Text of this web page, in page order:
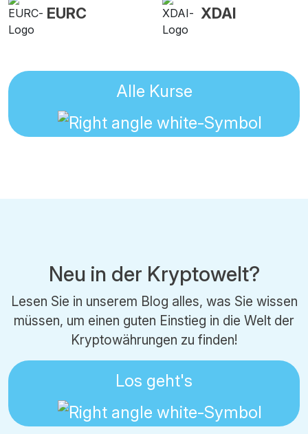
EURC XDAI
Alle Kurse
Neu in der Kryptowelt?
Lesen Sie in unserem Blog alles, was Sie wissen
müssen, um einen guten Einstieg in die Welt der
Kryptowährungen zu finden!
Los geht's